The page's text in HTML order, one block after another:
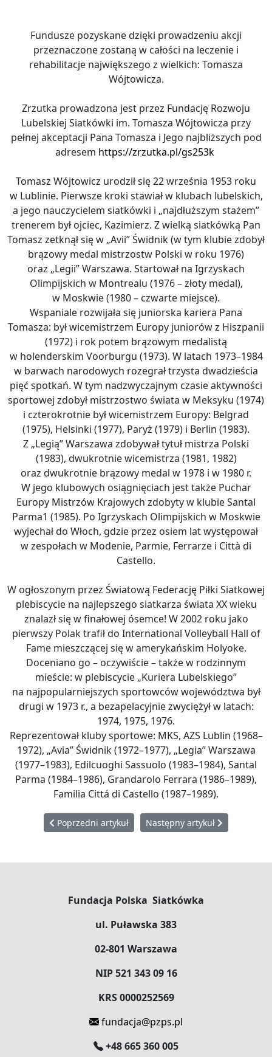
Fundusze pozyskane dzięki prowadzeniu akcji
przeznaczone zostaną w całości na leczenie i
rehabilitacje największego z wielkich: Tomasza
Wójtowicza.
Zrzutka prowadzona jest przez Fundację Rozwoju
Lubelskiej Siatkówki im. Tomasza Wójtowicza przy
pełnej akceptacji Pana Tomasza i Jego najbliższych pod
adresem https://zrzutka.pl/gs253k
Tomasz Wójtowicz urodził się 22 września 1953 roku
w Lublinie. Pierwsze kroki stawiał w klubach lubelskich,
a jego nauczycielem siatkówki i „najdłuższym stażem”
trenerem był ojciec, Kazimierz. Z wielką siatkówką Pan
Tomasz zetknął się w „Avii” Świdnik (w tym klubie zdobył
brązowy medal mistrzostw Polski w roku 1976)
oraz „Legii” Warszawa. Startował na Igrzyskach
Olimpijskich w Montrealu (1976 – złoty medal),
w Moskwie (1980 – czwarte miejsce).
Wspaniale rozwijała się juniorska kariera Pana
Tomasza: był wicemistrzem Europy juniorów z Hiszpanii
(1972) i rok potem brązowym medalistą
w holenderskim Voorburgu (1973). W latach 1973–1984
w barwach narodowych rozegrał trzysta dwadzieścia
pięć spotkań. W tym nadzwyczajnym czasie aktywności
sportowej zdobył mistrzostwo świata w Meksyku (1974)
i czterokrotnie był wicemistrzem Europy: Belgrad
(1975), Helsinki (1977), Paryż (1979) i Berlin (1983).
Z „Legią” Warszawa zdobywał tytuł mistrza Polski
(1983), dwukrotnie wicemistrza (1981, 1982)
oraz dwukrotnie brązowy medal w 1978 i w 1980 r.
W jego klubowych osiągnięciach jest także Puchar
Europy Mistrzów Krajowych zdobyty w klubie Santal
Parma1 (1985). Po Igrzyskach Olimpijskich w Moskwie
wyjechał do Włoch, gdzie przez osiem lat występował
w zespołach w Modenie, Parmie, Ferrarze i Città di
Castello.
W ogłoszonym przez Światową Federację Piłki Siatkowej
plebiscycie na najlepszego siatkarza świata XX wieku
znalazł się w finałowej ósemce! W 2002 roku jako
pierwszy Polak trafił do International Volleyball Hall of
Fame mieszczącej się w amerykańskim Holyoke.
Doceniano go – oczywiście – także w rodzinnym
mieście: w plebiscycie „Kuriera Lubelskiego”
na najpopularniejszych sportowców województwa był
drugi w 1973 r., a bezapelacyjnie zwyciężył w latach:
1974, 1975, 1976.
Reprezentował kluby sportowe: MKS, AZS Lublin (1968–
1972), „Avia” Świdnik (1972–1977), „Legia” Warszawa
(1977–1983), Edilcuoghi Sassuolo (1983–1984), Santal
Parma (1984–1986), Grandarolo Ferrara (1986–1989),
Familia Cittá di Castello (1987–1989).
Poprzedni artykuł: Siatkówka łączy pokolenia w
Poprzedni artykuł Następny artykuł: Jan Such:
Następny artykuł
Fundacja Polska Siatkówka
ul. Puławska 383
02-801 Warszawa
NIP 521 343 09 16
KRS 0000252569
fundacja@pzps.pl
+48 665 360 005